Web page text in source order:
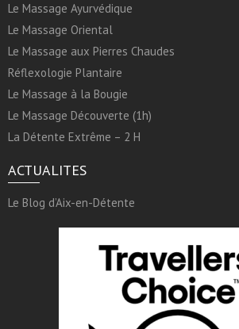
Le Massage Ayurvédique
Le Massage Oriental
Le Massage aux Pierres Chaudes
Réflexologie Plantaire
Le Massage à la Bougie
Le Massage Découverte (1h)
La Détente Extrême – 2 H
ACTUALITES
Le Blog d’Aix-en-Détente